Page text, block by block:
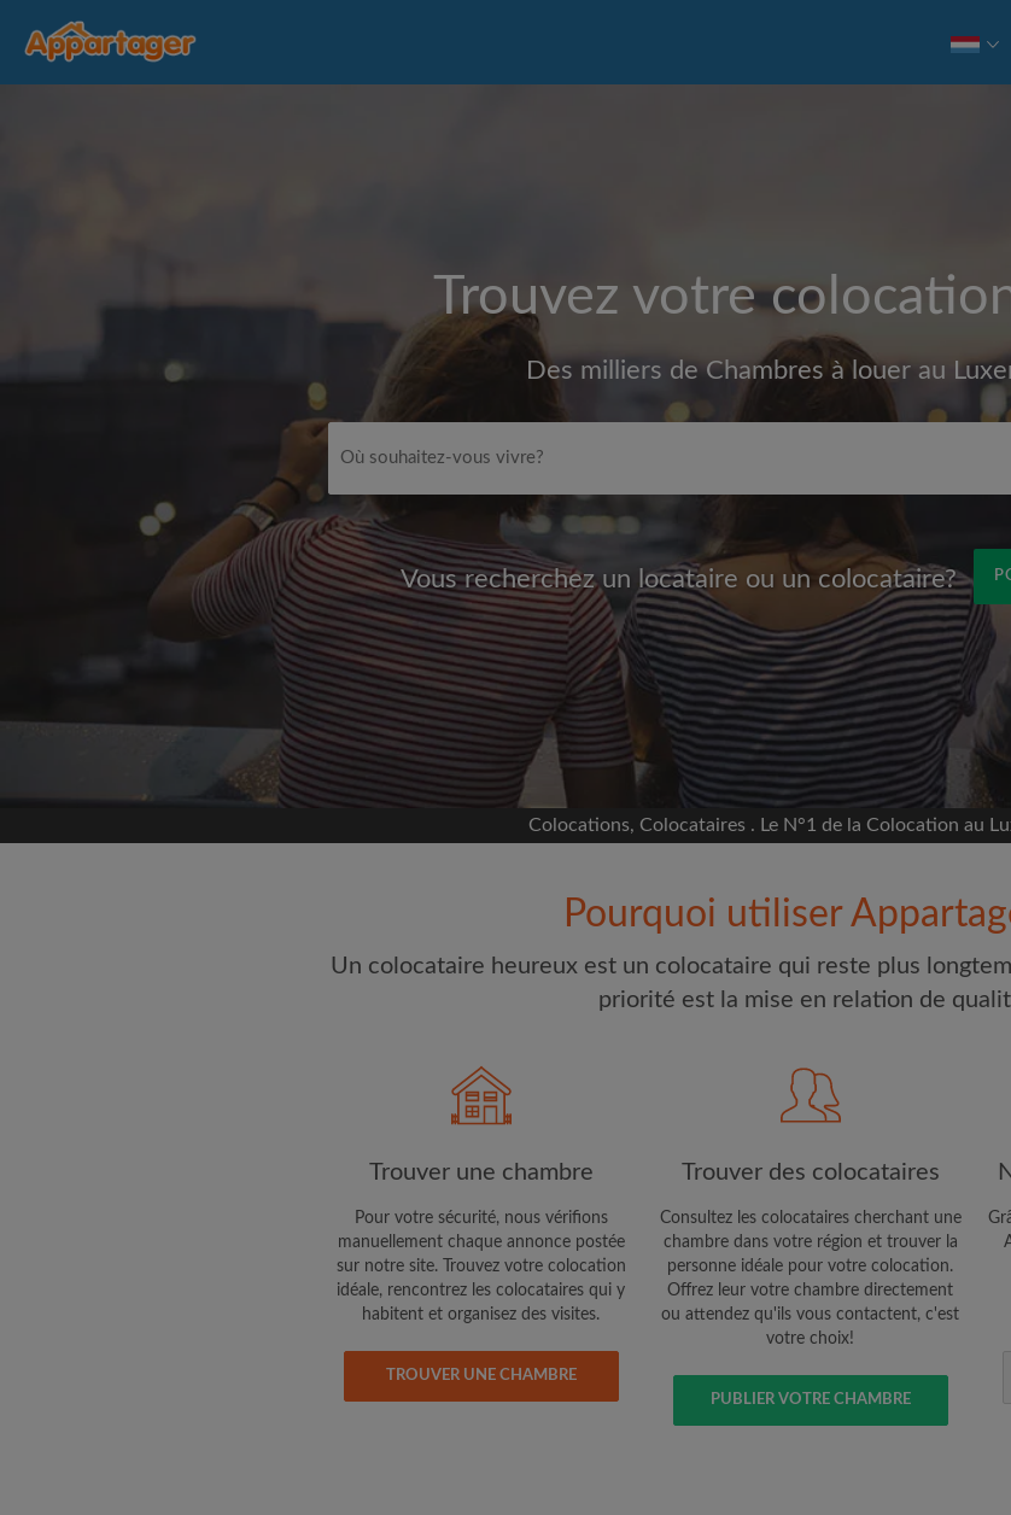
Trouvez votre
Des milliers de Chambres à louer au
Vous recherchez un locataire ou un colocataire?
Inscrivez-vous avec Facebook
Nous ne publierons jamais sur votre page sans
votre accord
Trouvez votre colocation
Faites une recherche selon ce qui vous
Recevez des alertes pour toute nouvelle
annonce correspondant à vos critères
Faites part aux propriétaires et aux
colocataires de ce que vous cherchez
exactement
Prénom
Adresse email
Mot de passe
et
Je souhaite
jour du compte par
Colocations, Colocataires . Le N°1 de la Colocation au
Pourquoi utiliser
Un colocataire heureux est un colocataire qui reste plus
priorité est la mise en relation de
Trouver une chambre
Pour votre sécurité, nous vérifions
manuellement chaque annonce postée
sur notre site. Trouvez votre colocation
idéale, rencontrez les colocataires qui y
habitent et organisez des visites.
TROUVER UNE CHAMBRE
Trouver des colocataires
Consultez les colocataires cherchant une
chambre dans votre région et trouver la
personne idéale pour votre colocation.
Offrez leur votre chambre directement
ou attendez qu'ils vous contactent, c'est
votre choix!
PUBLIER VOTRE CHAMBRE